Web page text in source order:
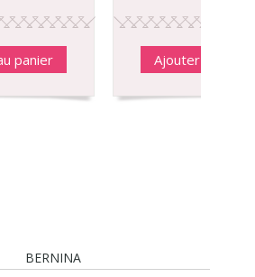
panier Ajouter au
BERNINA